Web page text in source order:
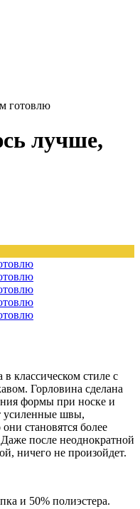
готовлю
лучше,
классическом стиле с
Горловина сделана
формы при носке и
усиленные швы,
становятся более
после неоднократной
ничего не произойдет.
и 50% полиэстера.